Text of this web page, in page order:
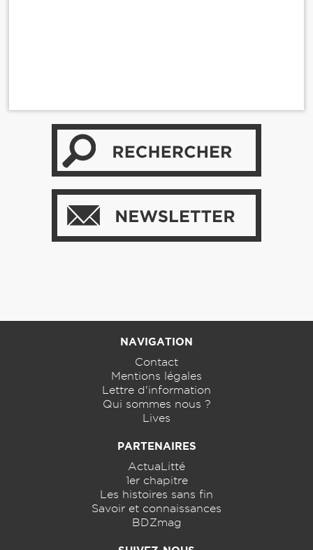
NAVIGATION
Contact
Mentions légales
Lettre d'information
Qui sommes nous ?
Lives
PARTENAIRES
ActuaLitté
1er chapitre
Les histoires sans fin
Savoir et connaissances
BDZmag